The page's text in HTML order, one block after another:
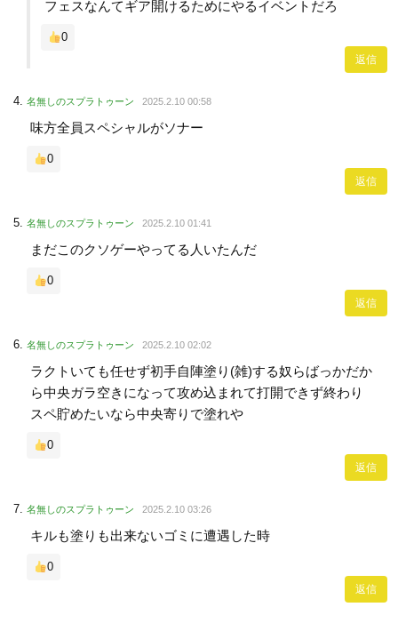
フェスなんてギア開けるためにやるイベントだろ
0
返信
名無しのスプラトゥーン 2025.2.10 00:58
味方全員スペシャルがソナー
0
返信
名無しのスプラトゥーン 2025.2.10 01:41
まだこのクソゲーやってる人いたんだ
0
返信
名無しのスプラトゥーン 2025.2.10 02:02
ラクトいても任せず初手自陣塗り(雑)する奴らばっかだか
ら中央ガラ空きになって攻め込まれて打開できず終わり
スペ貯めたいなら中央寄りで塗れや
0
返信
名無しのスプラトゥーン 2025.2.10 03:26
キルも塗りも出来ないゴミに遭遇した時
0
返信